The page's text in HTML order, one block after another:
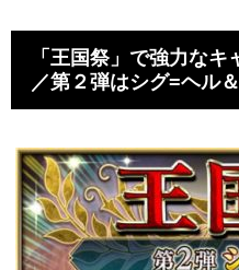
「王国祭」で強力なキ
／第２弾はシグ=ヘル